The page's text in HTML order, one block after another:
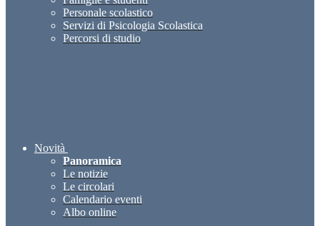
Personale scolastico
Servizi di Psicologia Scolastica
Percorsi di studio
Novità
Panoramica
Le notizie
Le circolari
Calendario eventi
Albo online